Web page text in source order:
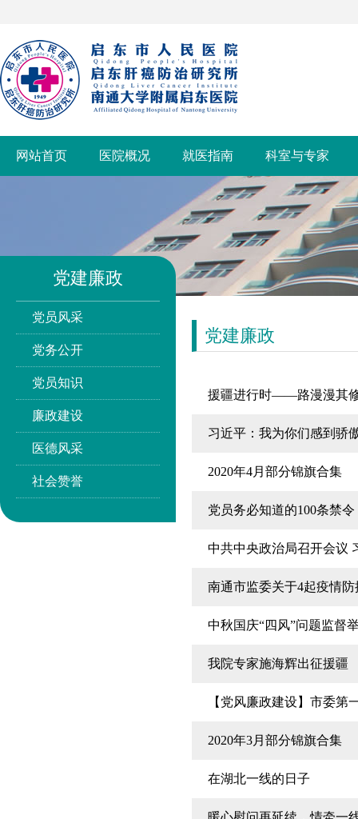
网站首页 医院概况 就医指南 科室与专家
党建廉政
党员风采
党务公开
党员知识
廉政建设
医德风采
社会赞誉
党建廉政
援疆进行时——路漫漫其
习近平：我为你们感到骄
2020年4月部分锦旗合集
党员务必知道的100条禁令
中共中央政治局召开会议
南通市监委关于4起疫情
中秋国庆“四风”问题监督
我院专家施海辉出征援疆
【党风廉政建设】市委
2020年3月部分锦旗合集
在湖北一线的日子